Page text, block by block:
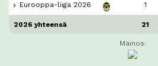
Eurooppa-liiga 2026 1
2026 yhteensä 21
Mainos: